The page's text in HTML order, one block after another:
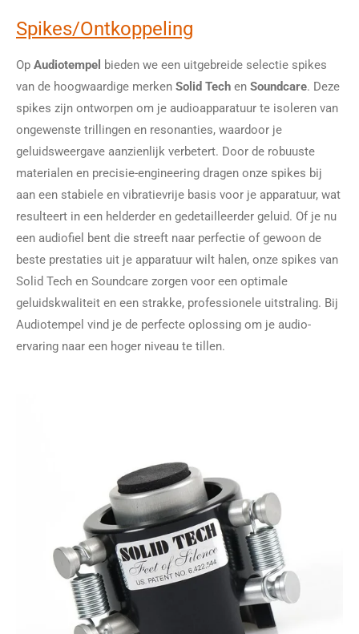
Spikes/Ontkoppeling
Op Audiotempel bieden we een uitgebreide selectie spikes
van de hoogwaardige merken Solid Tech en Soundcare. Deze
spikes zijn ontworpen om je audioapparatuur te isoleren van
ongewenste trillingen en resonanties, waardoor je
geluidsweergave aanzienlijk verbetert. Door de robuuste
materialen en precisie-engineering dragen onze spikes bij
aan een stabiele en vibratievrije basis voor je apparatuur, wat
resulteert in een helderder en gedetailleerder geluid. Of je nu
een audiofiel bent die streeft naar perfectie of gewoon de
beste prestaties uit je apparatuur wilt halen, onze spikes van
Solid Tech en Soundcare zorgen voor een optimale
geluidskwaliteit en een strakke, professionele uitstraling. Bij
Audiotempel vind je de perfecte oplossing om je audio-
ervaring naar een hoger niveau te tillen.